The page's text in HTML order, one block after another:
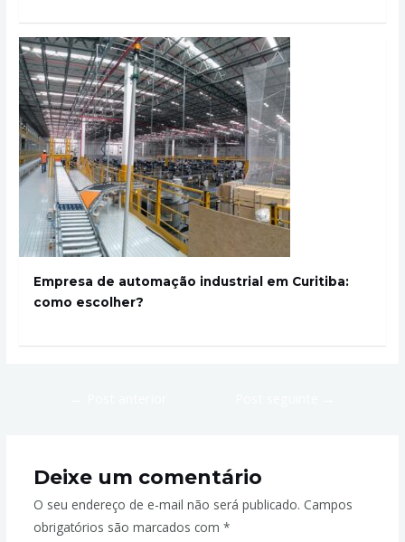
Empresa de automação industrial em Curitiba:
como escolher?
Deixe um comentário
O seu endereço de e-mail não será publicado. Campos
obrigatórios são marcados com *